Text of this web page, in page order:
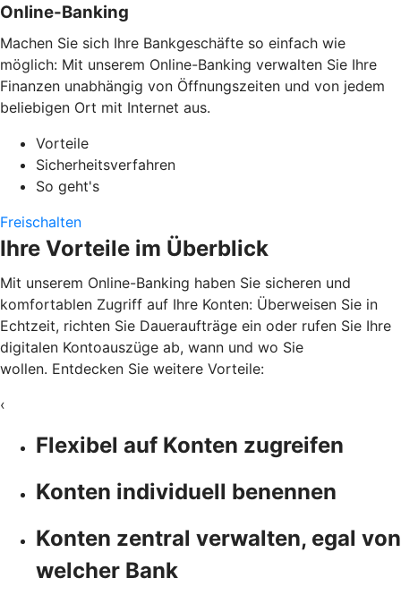
Online-Banking
Machen Sie sich Ihre Bankgeschäfte so einfach wie
möglich: Mit unserem Online-Banking verwalten Sie Ihre
Finanzen unabhängig von Öffnungszeiten und von jedem
beliebigen Ort mit Internet aus.
Vorteile
Sicherheitsverfahren
So geht's
Freischalten
Ihre Vorteile im Überblick
Mit unserem Online-Banking haben Sie sicheren und
komfortablen Zugriff auf Ihre Konten: Überweisen Sie in
Echtzeit, richten Sie Daueraufträge ein oder rufen Sie Ihre
digitalen Kontoauszüge ab, wann und wo Sie
wollen. Entdecken Sie weitere Vorteile:
‹
Flexibel auf Konten zugreifen
Konten individuell benennen
Konten zentral verwalten, egal von
welcher Bank